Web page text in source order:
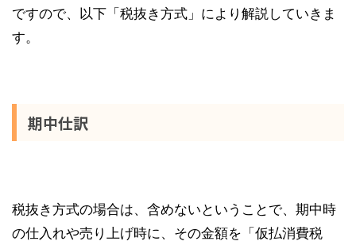
ですので、以下「税抜き方式」により解説していきま
す。
期中仕訳
税抜き方式の場合は、含めないということで、期中時
の仕入れや売り上げ時に、その金額を「仮払消費税